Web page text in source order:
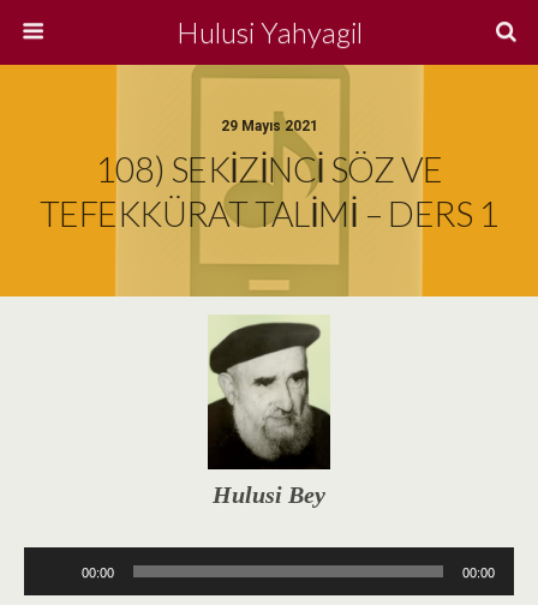
Hulusi Yahyagil
29 Mayıs 2021
108) SEKİZİNCİ SÖZ VE
TEFEKKÜRAT TALİMİ – DERS 1
Hulusi Bey
oynatıcı
00:00 00:00